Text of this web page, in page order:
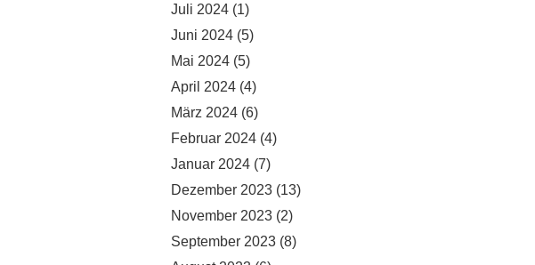
Juli 2024 (1)
Juni 2024 (5)
Mai 2024 (5)
April 2024 (4)
März 2024 (6)
Februar 2024 (4)
Januar 2024 (7)
Dezember 2023 (13)
November 2023 (2)
September 2023 (8)